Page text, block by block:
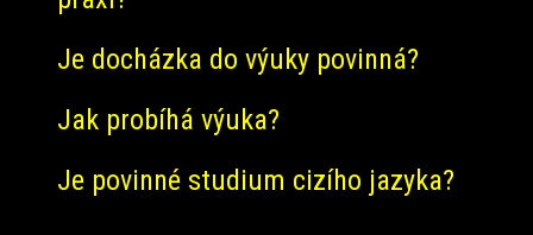
Je docházka do výuky povinná?
Jak probíhá výuka?
Je povinné studium cizího jazyka?